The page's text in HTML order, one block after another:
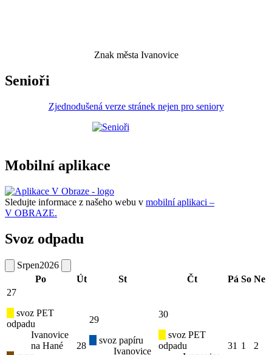
Znak města Ivanovice
Senioři
Zjednodušená verze stránek nejen pro seniory
Mobilní aplikace
Sledujte informace z našeho webu v mobilní aplikaci –
V OBRAZE.
Svoz odpadu
Srpen2026
Po
Út St Čt Pá So Ne
27
svoz PET
odpadu
Ivanovice
na Hané
28
29
svoz papíru
Ivanovice
30
svoz PET
odpadu
31 1 2